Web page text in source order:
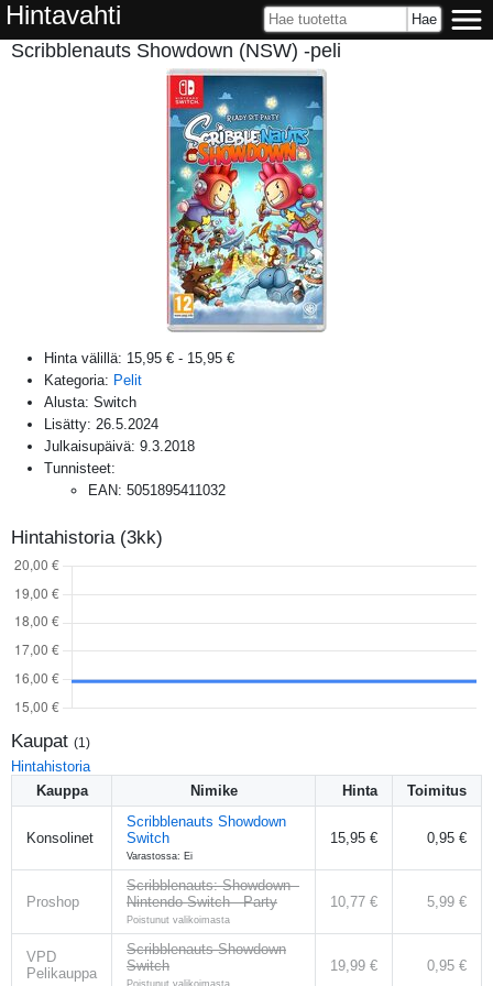
Hintavahti
Scribblenauts Showdown (NSW) -peli
Hinta välillä: 15,95 € - 15,95 €
Kategoria: Pelit
Alusta: Switch
Lisätty: 26.5.2024
Julkaisupäivä: 9.3.2018
Tunnisteet:
EAN: 5051895411032
Hintahistoria (3kk)
Kaupat (1 )
Hintahistoria
Kauppa
Nimike Hinta Toimitus
Konsolinet
Scribblenauts Showdown
Switch
Varastossa: Ei
15,95 € 0,95 €
Proshop
Scribblenauts: Showdown -
Nintendo Switch - Party
Poistunut valikoimasta
10,77 € 5,99 €
VPD
Pelikauppa
Scribblenauts Showdown
Switch
Poistunut valikoimasta
19,99 € 0,95 €